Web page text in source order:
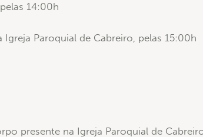
14:00h
Igreja Paroquial de Cabreiro, pelas 15:00h
presente na Igreja Paroquial de